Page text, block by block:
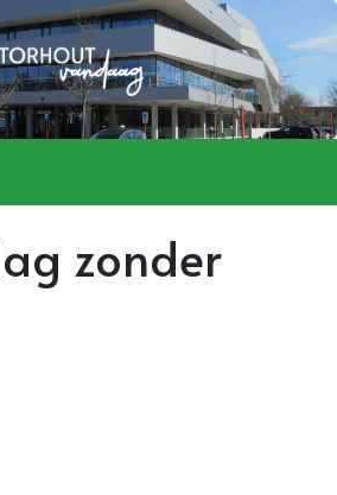
zonder